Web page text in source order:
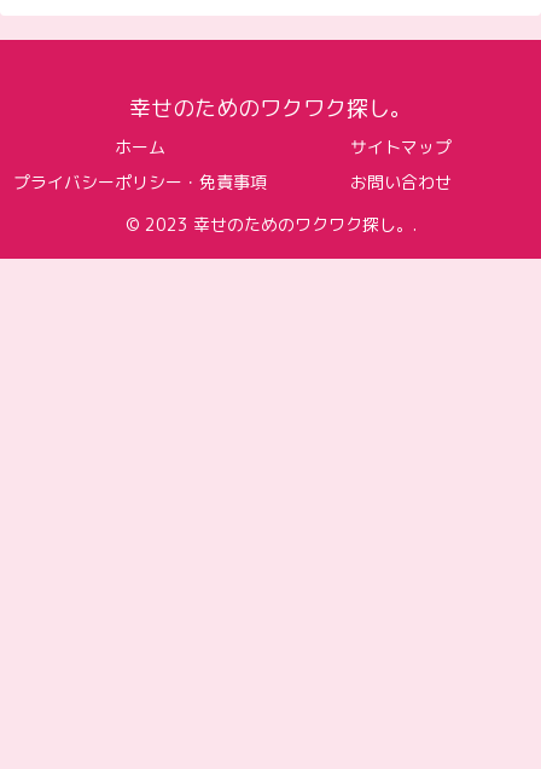
幸せのためのワクワク探し。
ホーム
サイトマップ
プライバシーポリシー・免責事項
お問い合わせ
© 2023 幸せのためのワクワク探し。.